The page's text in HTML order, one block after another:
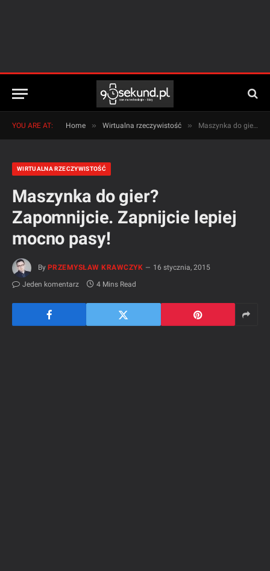
YOU ARE AT: Home » Wirtualna rzeczywistość » Maszynka do gier? Zapomnijcie. Zapnijcie lepiej mocno pasy!
WIRTUALNA RZECZYWISTOŚĆ
Maszynka do gier?
Zapomnijcie. Zapnijcie lepiej
mocno pasy!
By PRZEMYSŁAW KRAWCZYK
16 stycznia, 2015
Jeden komentarz
4 Mins Read